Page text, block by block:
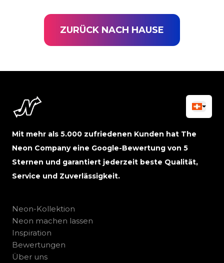
ZURÜCK NACH HAUSE
Mit mehr als 5.000 zufriedenen Kunden hat The
Neon Company eine Google-Bewertung von 5
Sternen und garantiert jederzeit beste Qualität,
Service und Zuverlässigkeit.
Neon-Kollektion
Neon machen lassen
Inspiration
Bewertungen
Über uns